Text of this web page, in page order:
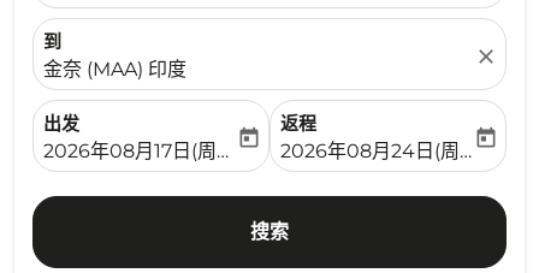
到
金奈 (MAA) 印度
close
出发
fc-booking-departure-date-aria-label
2026年08月17日(周一)
today
返程
fc-booking-return-date-
2026年08月24日(周一)
today
搜索